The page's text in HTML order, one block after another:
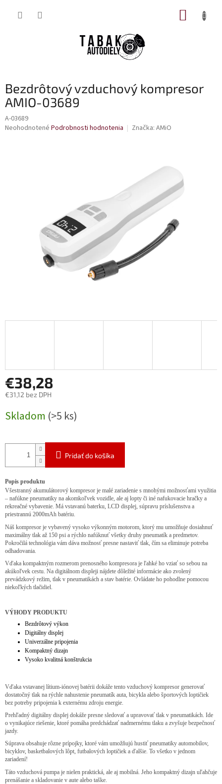
Bezdrôtový vzduchový kompresor
AMIO-03689
A-03689
Priemerné
Neohodnotené Podrobnosti hodnotenia Značka: AMiO
€38,28
€31,12 bez DPH
cena:
Skladom (>5 ks)
Pridať do košíka
Popis produktu
Všestranný akumulátorový kompresor je malé zariadenie s mnohými možnosťami využitia
– nafúkne pneumatiky na akomkoľvek vozidle, ale aj lopty či iné nafukovacie hračky a
rekreačné vybavenie. Má vstavanú baterku, LCD displej, súpravu príslušenstva a
priestrannú 2000mAh batériu.
Náš kompresor je vybavený vysoko výkonným motorom, ktorý mu umožňuje dosiahnuť
maximálny tlak až 150 psi a rýchlo nafúknuť všetky druhy pneumatík a predmetov.
Pokročilá technológia vám dáva možnosť presne nastaviť tlak, čím sa eliminuje potreba
odhadovania.
Vďaka kompaktným rozmerom prenosného kompresora je ľahké ho vziať so sebou na
akúkoľvek cestu. Na digitálnom displeji nájdete dôležité informácie ako zvolený
prevádzkový režim, tlak v pneumatikách a stav batérie. Ovládate ho pohodlne pomocou
niekoľkých tlačidiel.
VÝHODY PRODUKTU
Bezdrôtový výkon
Digitálny displej
Univerzálne pripojenia
Kompaktný dizajn
Vysoko kvalitná konštrukcia
Vďaka vstavanej lítium-iónovej batérii dokáže tento vzduchový kompresor generovať
dostatočný tlak na rýchle nahustenie pneumatík auta, bicykla alebo športových loptičiek
bez potreby pripojenia k externému zdroju energie.
Prehľadný digitálny displej dokáže presne sledovať a upravovať tlak v pneumatikách. Ide
o vynikajúce riešenie, ktoré pomáha predchádzať nadmernému tlaku a zvyšuje bezpečnosť
jazdy.
Súprava obsahuje rôzne prípojky, ktoré vám umožňujú hustiť pneumatiky automobilov,
bicyklov, basketbalových lôpt, futbalových loptičiek a ďalšie. To všetko v jednom
zariadení!
Táto vzduchová pumpa je nielen praktická, ale aj mobilná. Jeho kompaktný dizajn uľahčuje
prenášanie a skladovanie v aute alebo taške.